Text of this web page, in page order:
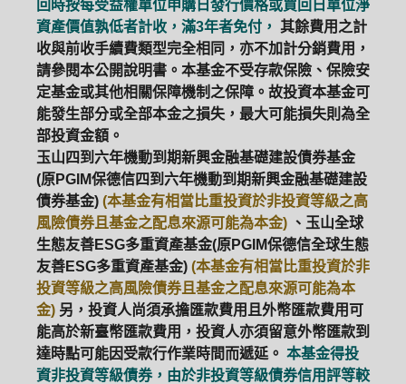
ETF 中國好時平衡 壽星優惠
醫療生化 中國品牌 0%手續費
基金申購 策略成長 拉丁美洲
大中華
回時按每受益權單位申購日發行價格或買回日單位淨
資產價值孰低者計收，滿3年者免付， 其餘費用之計
收與前收手續費類型完全相同，亦不加計分銷費用，
請參閱本公開說明書。本基金不受存款保險、保險安
定基金或其他相關保障機制之保障。故投資本基金可
能發生部分或全部本金之損失，最大可能損失則為全
部投資金額。
玉山四到六年機動到期新興金融基礎建設債券基金
(原PGIM保德信四到六年機動到期新興金融基礎建設
債券基金) (本基金有相當比重投資於非投資等級之高
風險債券且基金之配息來源可能為本金) 、玉山全球
生態友善ESG多重資產基金(原PGIM保德信全球生態
友善ESG多重資產基金) (本基金有相當比重投資於非
投資等級之高風險債券且基金之配息來源可能為本
金) 另，投資人尚須承擔匯款費用且外幣匯款費用可
能高於新臺幣匯款費用，投資人亦須留意外幣匯款到
達時點可能因受款行作業時間而遞延。 本基金得投
資非投資等級債券，由於非投資等級債券信用評等較